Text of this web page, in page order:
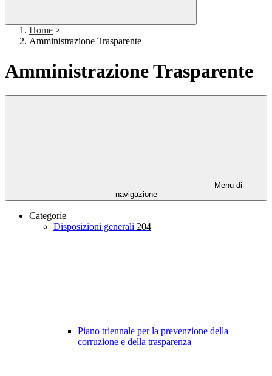
Home >
Amministrazione Trasparente
Amministrazione Trasparente
Menu di
navigazione
Categorie
Disposizioni generali 204
Piano triennale per la prevenzione della
corruzione e della trasparenza